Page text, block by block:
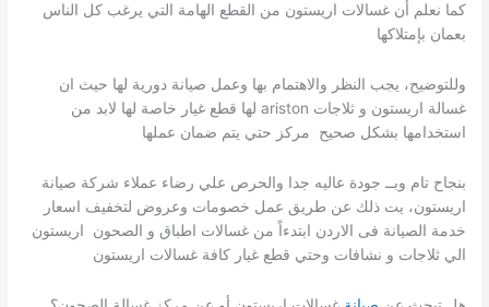
كما نعلم أن غسالات اريستون من القطع الهامة التي يرغب كل الناس
بعمان بإمتلاكها
وللتوضيح، يجب النظر والاهتمام بها وعمل صيانة دورية لها حيث ان
غسالة اريستون و ثلاجات ariston لها قطع غيار خاصة لها لابد من
استخدامها بشكل صحيح مركز حتي يتم ضمان عملها
بنجاح تام وبــ جودة عاليه جدا والحرص علي رضاء عملاء شركة صيانة
اريستون، يت ذلك عن طريق عمل خصومات وعروض لتخفيف اسعار
خدمة الصيانة فى الاردن ابتدءاً من غسالات اطباق و الصحون اريستون
الي ثلاجات و نشافات وحتي قطع غيار كافة غسالات اريستون